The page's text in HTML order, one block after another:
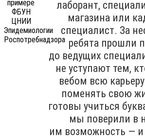
лаборант,
магазина или
специалист. За
ребята прошли
до ведущих
не уступают тем,
вебом всю
поменять свою
готовы учиться
мы поверили в
им возможность — и